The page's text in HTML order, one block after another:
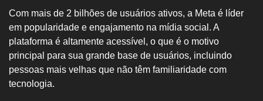
Com mais de 2 bilhões de usuários ativos, a Meta é líder
em popularidade e engajamento na mídia social. A
plataforma é altamente acessível, o que é o motivo
principal para sua grande base de usuários, incluindo
pessoas mais velhas que não têm familiaridade com
tecnologia.